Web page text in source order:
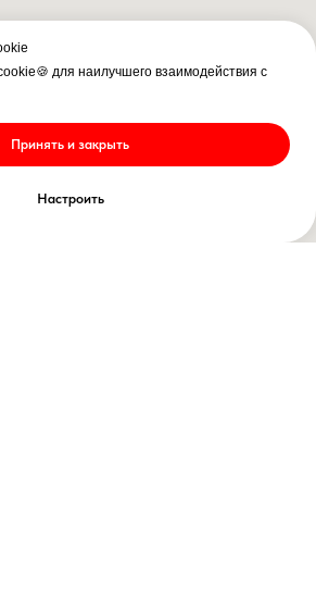
для наилучшего взаимодействия с
Принять и закрыть
Настроить